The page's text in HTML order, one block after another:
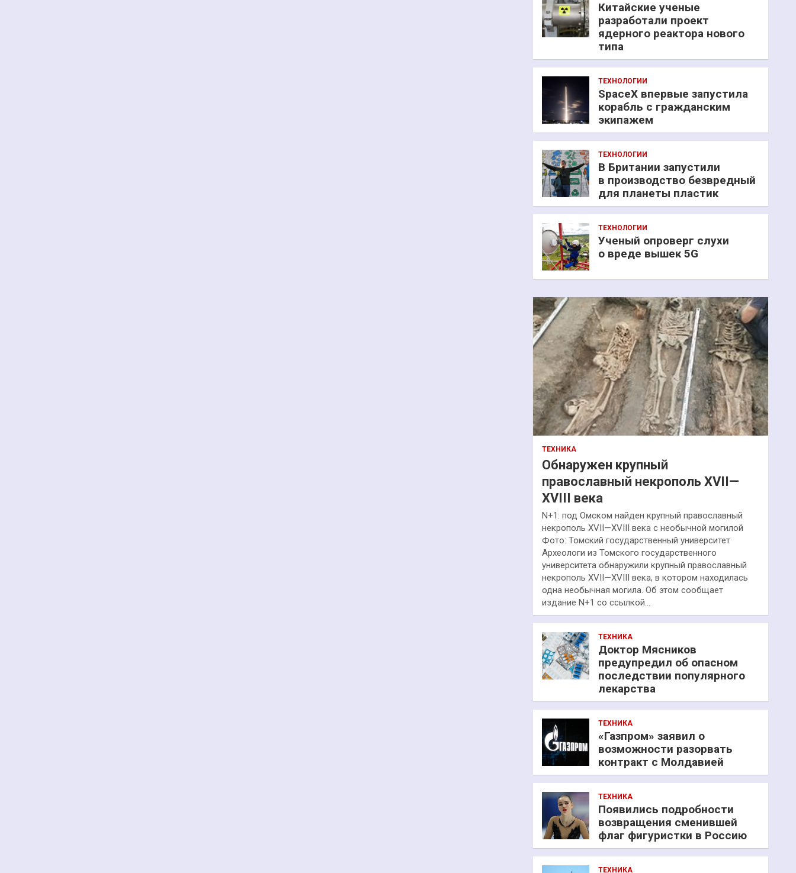
Китайские ученые
разработали проект
ядерного реактора нового
типа
ТЕХНОЛОГИИ
SpaceX впервые запустила
корабль с гражданским
экипажем
ТЕХНОЛОГИИ
В Британии запустили
в производство безвредный
для планеты пластик
ТЕХНОЛОГИИ
Ученый опроверг слухи
о вреде вышек 5G
ТЕХНИКА
Обнаружен крупный
православный некрополь XVII—
XVIII века
N+1: под Омском найден крупный православный
некрополь XVII—XVIII века с необычной могилой
Фото: Томский государственный университет
Археологи из Томского государственного
университета обнаружили крупный православный
некрополь XVII—XVIII века, в котором находилась
одна необычная могила. Об этом сообщает
издание N+1 со ссылкой…
ТЕХНИКА
Доктор Мясников
предупредил об опасном
последствии популярного
лекарства
ТЕХНИКА
«Газпром» заявил о
возможности разорвать
контракт с Молдавией
ТЕХНИКА
Появились подробности
возвращения сменившей
флаг фигуристки в Россию
ТЕХНИКА